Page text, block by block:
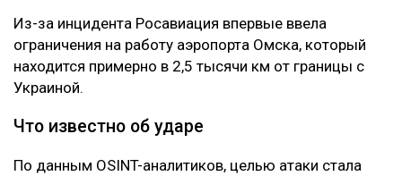
Из-за инцидента Росавиация впервые ввела
ограничения на работу аэропорта Омска, который
находится примерно в 2,5 тысячи км от границы с
Украиной.
Что известно об ударе
По данным OSINT-аналитиков, целью атаки стала